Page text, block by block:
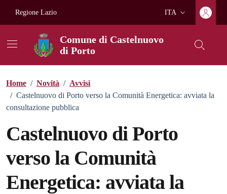
Regione Lazio
Lingua attiva:
ITA
Comune di Castelnuovo
di Porto
Home / Novità / Avvisi
/ Castelnuovo di Porto verso la Comunità Energetica: avviata la
consultazione pubblica
Castelnuovo di Porto
verso la Comunità
Energetica: avviata la